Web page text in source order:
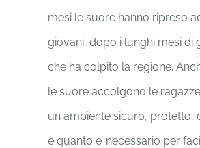
mesi le suore hanno ripreso
giovani, dopo i lunghi mesi di
che ha colpito la regione.
le suore accolgono le
un ambiente sicuro, protetto,
e quanto e’ necessario per